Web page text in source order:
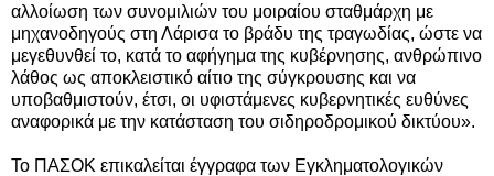
αλλοίωση των συνομιλιών του μοιραίου σταθμάρχη με
μηχανοδηγούς στη Λάρισα το βράδυ της τραγωδίας, ώστε να
μεγεθυνθεί το, κατά το αφήγημα της κυβέρνησης, ανθρώπινο
λάθος ως αποκλειστικό αίτιο της σύγκρουσης και να
υποβαθμιστούν, έτσι, οι υφιστάμενες κυβερνητικές ευθύνες
αναφορικά με την κατάσταση του σιδηροδρομικού δικτύου».
Το ΠΑΣΟΚ επικαλείται έγγραφα των Εγκληματολογικών